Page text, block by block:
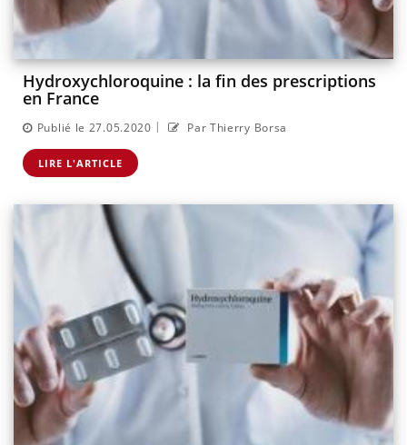
Hydroxychloroquine : la fin des prescriptions
en France
Publié le 27.05.2020 | Par Thierry Borsa
LIRE L'ARTICLE